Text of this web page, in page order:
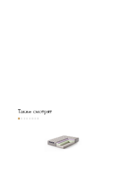
Также смотрят